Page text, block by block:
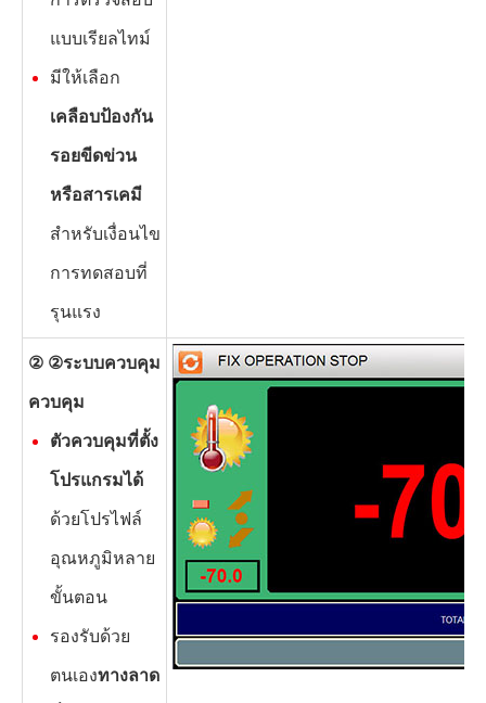
แบบเรียลไทม์
มีให้เลือก
เคลือบป้องกัน
รอยขีดข่วน
หรือสารเคมี
สำหรับเงื่อนไข
การทดสอบที่
รุนแรง
② ②ระบบควบคุม
ควบคุม
ตัวควบคุมที่ตั้ง
โปรแกรมได้
ด้วยโปรไฟล์
อุณหภูมิหลาย
ขั้นตอน
รองรับด้วย
ตนเองทางลาด